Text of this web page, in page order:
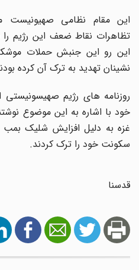
این مقام نظامی صهیونیست
تظاهرات نقاط ضعف این رژیم را
این رو این جنبش حملات
نشینان تهدید به ترک آن کرده
روزنامه های رژیم صهیسونیستی
خود با اشاره به این موضوع
غزه به دلیل افزایش شلیک
سکونت خود را ترک کردند.
قدسنا